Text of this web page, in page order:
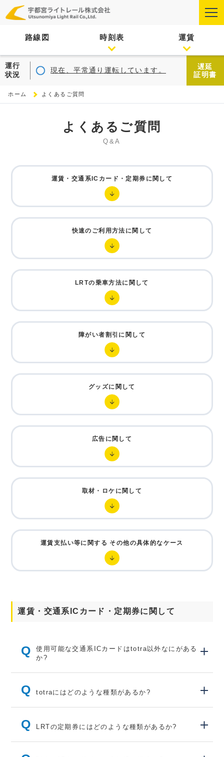
路線図 時刻表 運賃
運行
状況
現在、平常通り運転しています。
遅延
証明書
ホーム よくあるご質問
よくあるご質問
Q&A
運賃・交通系ICカード・定期券に関して
快速のご利用方法に関して
LRTの乗車方法に関して
障がい者割引に関して
グッズに関して
広告に関して
取材・ロケに関して
運賃支払い等に関する その他の具体的なケース
運賃・交通系ICカード・定期券に関して
Q
使用可能な交通系ICカードはtotra以外なにがある
か?
Q totraにはどのような種類があるか?
Q LRTの定期券にはどのような種類があるか?